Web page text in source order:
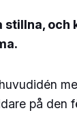
på den